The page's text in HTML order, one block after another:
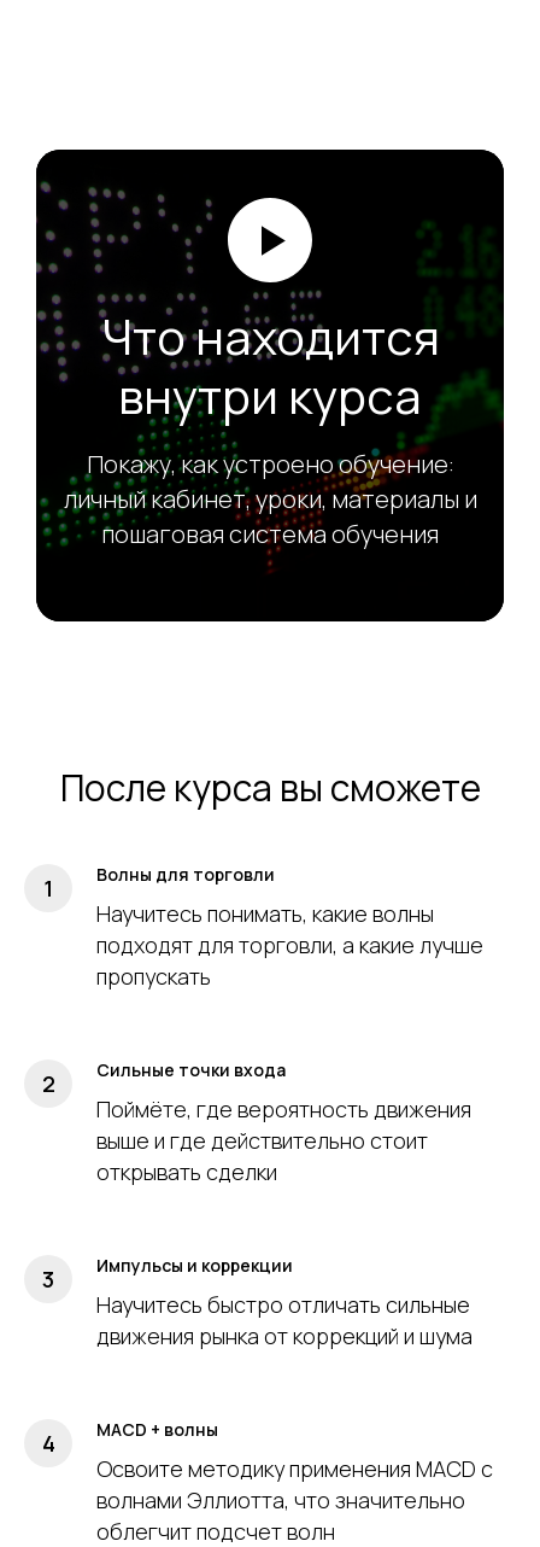
Что находится
внутри курса
Покажу, как устроено обучение:
личный кабинет, уроки, материалы и
пошаговая система обучения
После курса вы сможете
Волны для торговли
Научитесь понимать, какие волны
подходят для торговли, а какие лучше
пропускать
Сильные точки входа
Поймёте, где вероятность движения
выше и где действительно стоит
открывать сделки
Импульсы и коррекции
Научитесь быстро отличать сильные
движения рынка от коррекций и шума
MACD + волны
Освоите методику применения MACD с
волнами Эллиотта, что значительно
облегчит подсчет волн